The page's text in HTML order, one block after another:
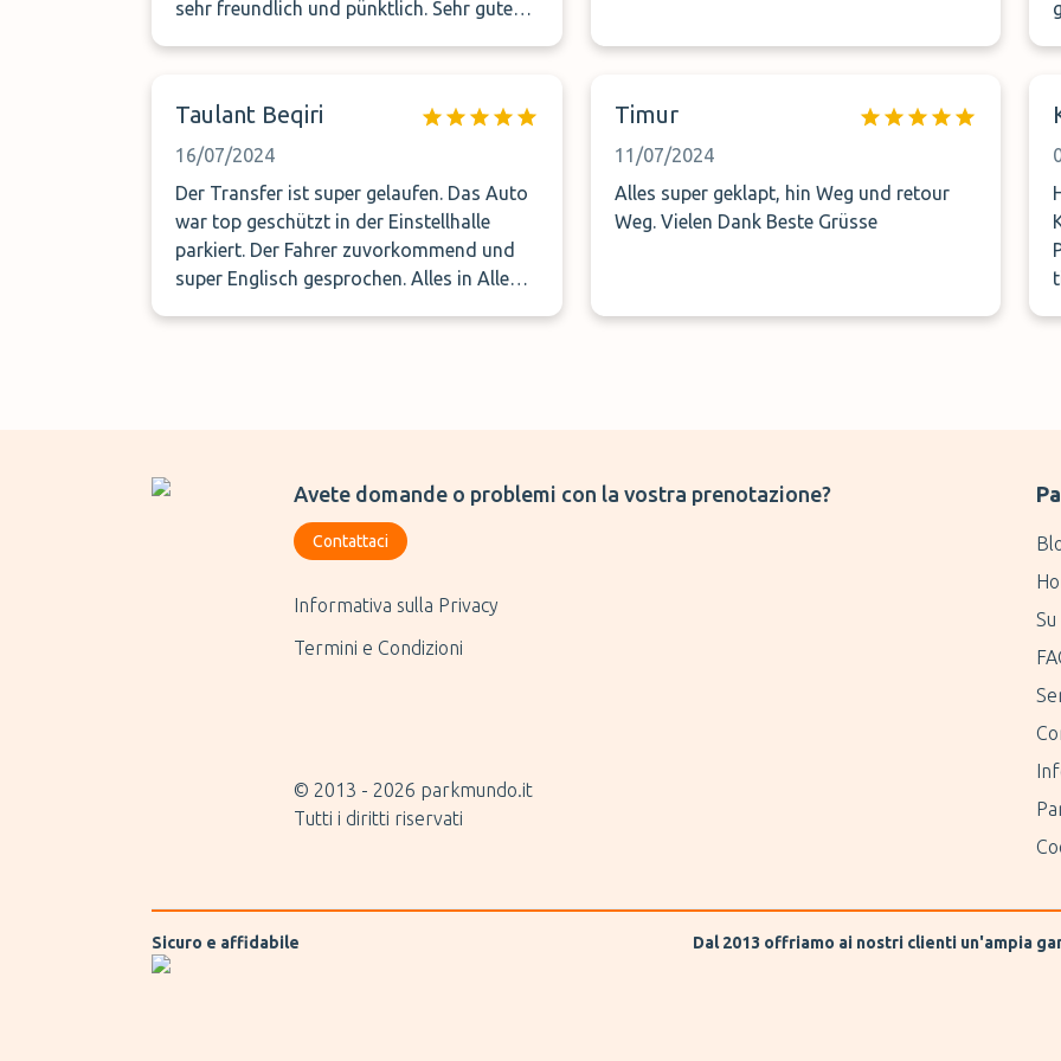
sehr freundlich und pünktlich. Sehr gutes
Taulant Beqiri
16/07/2024
Der Transfer ist super gelaufen. Das Auto
war top geschützt in der Einstellhalle
parkiert. Der Fahrer zuvorkommend und
super Englisch gesprochen. Alles in Allem
Timur
11/07/2024
Alles super geklapt, hin Weg und retour
Weg. Vielen Dank Beste Grüsse
Avete domande o problemi con la vostra prenotazione?
Contattaci
Informativa sulla Privacy
Termini e Condizioni
© 2013 - 2026 parkmundo.it
Tutti i diritti riservati
Su
Sicuro e affidabile Dal 2013 offriamo ai nostri clienti un'ampia